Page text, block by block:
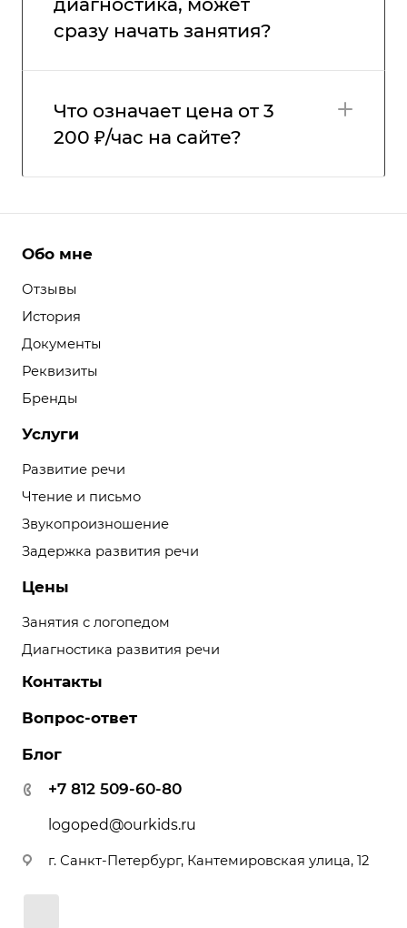
сразу начать занятия?
Что означает цена от 3
200 ₽/час на сайте?
Обо мне
Отзывы
История
Документы
Реквизиты
Бренды
Услуги
Развитие речи
Чтение и письмо
Звукопроизношение
Задержка развития речи
Цены
Занятия с логопедом
Диагностика развития речи
Контакты
Вопрос-ответ
Блог
+7 812 509-60-80
logoped@ourkids.ru
г. Санкт-Петербург, Кантемировская улица, 12